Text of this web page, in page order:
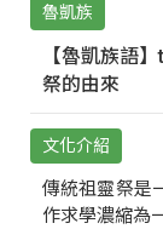
魯凱族
【魯凱族語
祭的由來
文化介紹
傳統祖靈祭是
作求學濃縮為